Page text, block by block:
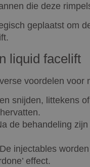
die deze
geplaatst om
liquid facelift
voordelen
snijden, littekens
de behandeling
injectables
effect.